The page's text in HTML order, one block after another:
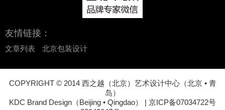
友情链接：
文章列表 北京包装设计
COPYRIGHT © 2014 西之越（北京）艺术设计中心（北京 • 青
岛）
KDC Brand Design（Beijing • Qingdao） | 京ICP备07034722号